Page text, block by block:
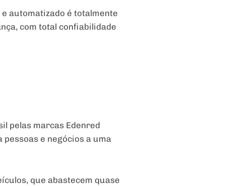
automatizado é totalmente
com total confiabilidade
pelas marcas Edenred
pessoas e negócios a uma
que abastecem quase